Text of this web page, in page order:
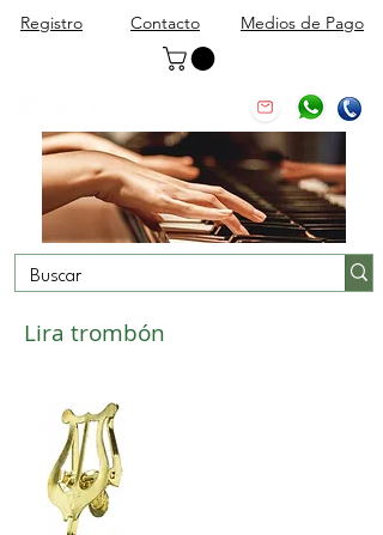
Registro Contacto Medios de Pago
Lira trombón